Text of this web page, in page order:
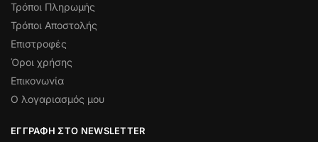
Τρόποι Πληρωμής
Τρόποι Αποστολής
Επιστροφές
Όροι χρήσης
Επικονωνία
Ο λογαριασμός μου
ΕΓΓΡΑΦΉ ΣΤΟ NEWSLETTER